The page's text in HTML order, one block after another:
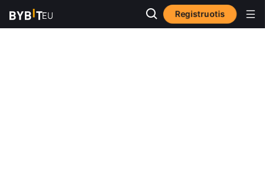
Registruotis